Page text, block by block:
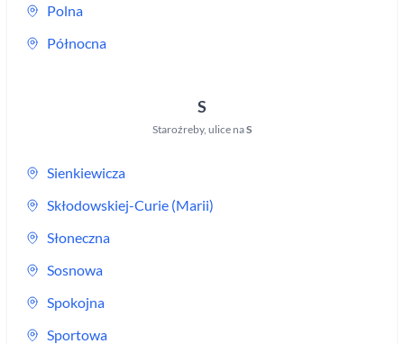
Polna
Północna
S
Staroźreby, ulice naS
Sienkiewicza
Skłodowskiej-Curie (Marii)
Słoneczna
Sosnowa
Spokojna
Sportowa